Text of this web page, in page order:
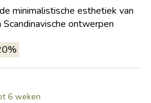
minimalistische esthetiek van
ontwerpen
6 weken